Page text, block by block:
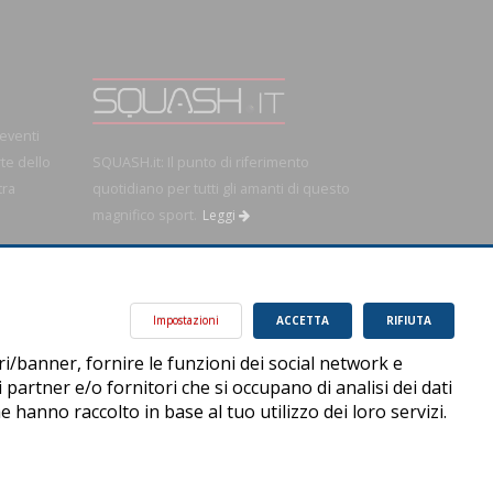
dello
SQUASH.it: Il punto di riferimento
quotidiano per tutti gli amanti di questo
magnifico sport.
Leggi
RIFIUTA
ACCETTA
Impostazioni
banner, fornire le funzioni dei social network e
e/o fornitori che si occupano di analisi dei dati
raccolto in base al tuo utilizzo dei loro servizi.